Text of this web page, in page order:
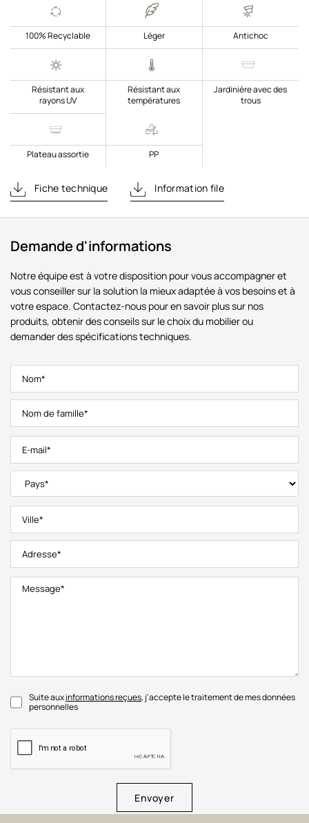
100% Recyclable Léger Antichoc
Résistant aux
rayons UV
Résistant aux
températures
Jardinière avec des
trous
Plateau assortie PP
Fiche technique Information file
Demande d'informations
Notre équipe est à votre disposition pour vous accompagner et
vous conseiller sur la solution la mieux adaptée à vos besoins et à
votre espace. Contactez-nous pour en savoir plus sur nos
produits, obtenir des conseils sur le choix du mobilier ou
demander des spécifications techniques.
Suite auxinformations reçues, j'accepte le traitement de mes données
personnelles
Envoyer